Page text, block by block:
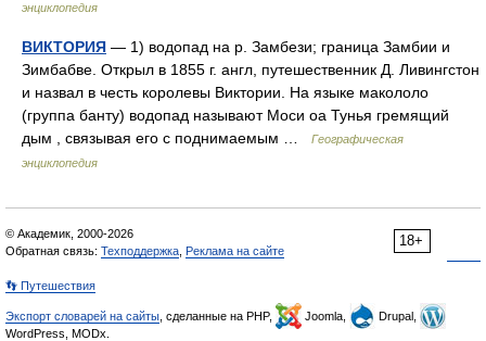
энциклопедия
ВИКТОРИЯ — 1) водопад на р. Замбези; граница Замбии и
Зимбабве. Открыл в 1855 г. англ, путешественник Д. Ливингстон
и назвал в честь королевы Виктории. На языке макололо
(группа банту) водопад называют Моси оа Тунья гремящий
дым , связывая его с поднимаемым …
Географическая
энциклопедия
18+
© Академик, 2000-2026
Обратная связь: Техподдержка Реклама на сайте
👣 Путешествия
Экспорт словарей на сайты , сделанные на PHP, Joomla,
Drupal,
WordPress, MODx.